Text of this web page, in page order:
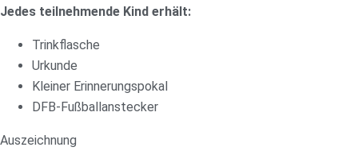
Jedes teilnehmende Kind erhält:
Trinkflasche
Urkunde
Kleiner Erinnerungspokal
DFB-Fußballanstecker
Auszeichnung